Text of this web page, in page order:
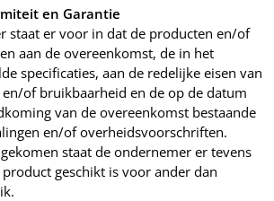
en Garantie
staat er voor in dat de producten en/of
aan de overeenkomst, de in het
specificaties, aan de redelijke eisen van
of bruikbaarheid en de op de datum
van de overeenkomst bestaande
en/of overheidsvoorschriften.
staat de ondernemer er tevens
geschikt is voor ander dan